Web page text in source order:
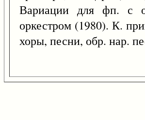
Вариации для фп. с
оркестром (1980). К.
хоры, песни, обр. нар.